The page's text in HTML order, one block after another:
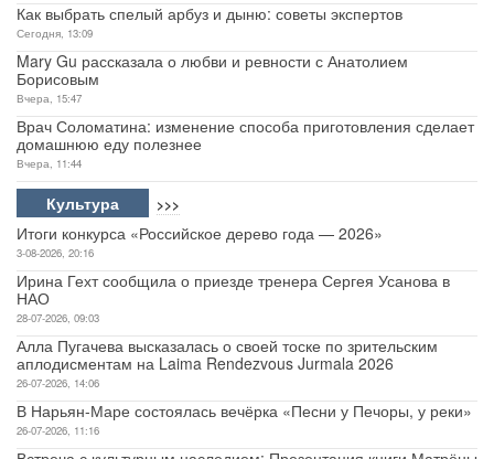
Как выбрать спелый арбуз и дыню: советы экспертов
Сегодня, 13:09
Mary Gu рассказала о любви и ревности с Анатолием
Борисовым
Вчера, 15:47
Врач Соломатина: изменение способа приготовления сделает
домашнюю еду полезнее
Вчера, 11:44
Культура >>>
Итоги конкурса «Российское дерево года — 2026»
3-08-2026, 20:16
Ирина Гехт сообщила о приезде тренера Сергея Усанова в
НАО
28-07-2026, 09:03
Алла Пугачева высказалась о своей тоске по зрительским
аплодисментам на Laima Rendezvous Jurmala 2026
26-07-2026, 14:06
В Нарьян-Маре состоялась вечёрка «Песни у Печоры, у реки»
26-07-2026, 11:16